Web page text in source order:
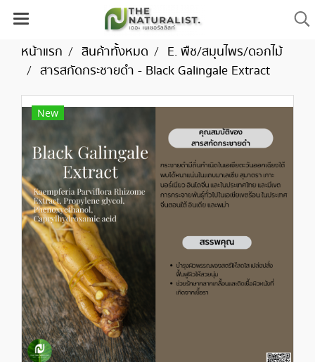
หน้าแรก สินค้าทั้งหมด
E. พืช/สมุนไพร/ดอกไม้
สารสกัดกระชายดำ - Black Galingale Extract
New